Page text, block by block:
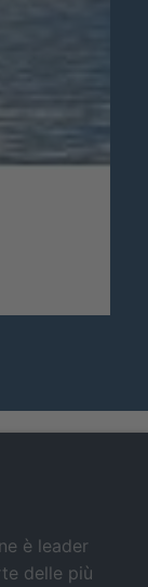
è leader
delle più